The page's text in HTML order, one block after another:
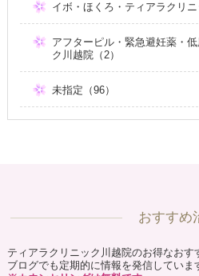
イボ・ほくろ・ティアラクリニ
アフターピル・緊急避妊薬・
ク川越院（2）
未指定（96）
おすすめ
ティアラクリニック川越院のお得なおす
ブログでも定期的に情報を発信していま